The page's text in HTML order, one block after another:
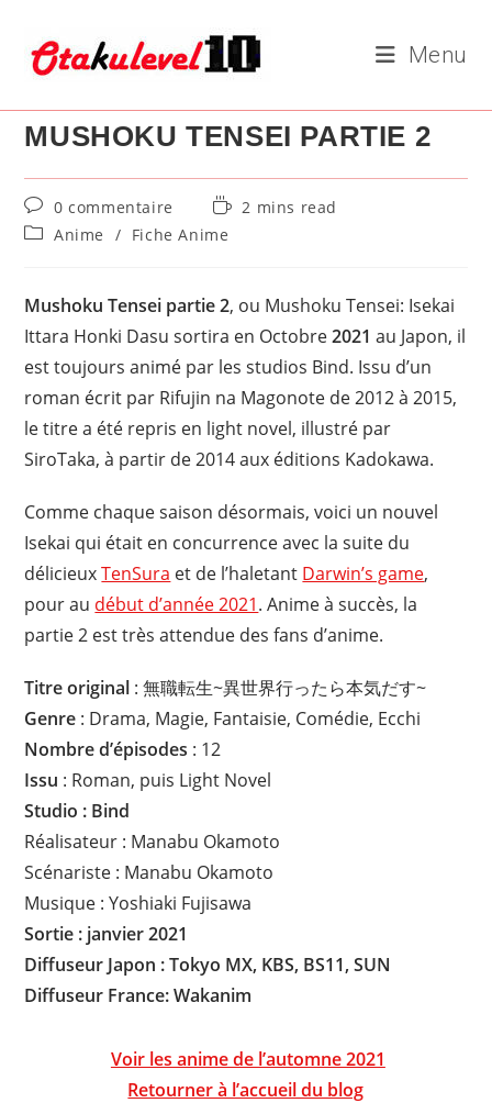
content
Menu
MUSHOKU TENSEI PARTIE 2
Commentaires
de
la
0 commentaire
Temps
lecture :
2 mins read
PostAnime / Fiche Anime
Mushoku Tensei partie 2, ou Mushoku Tensei: Isekai
Ittara Honki Dasu sortira en Octobre2021 au Japon, il
est toujours animé par les studios Bind. Issu d’un
roman écrit par Rifujin na Magonote de 2012 à 2015,
le titre a été repris en light novel, illustré par
SiroTaka, à partir de 2014 aux éditions Kadokawa.
Comme chaque saison désormais, voici un nouvel
Isekai qui était en concurrence avec la suite du
délicieuxTenSura et de l’haletant Darwin’s game,
pour au début d’année 2021. Anime à succès, la
partie 2 est très attendue des fans d’anime.
Titre original : 無職転生~異世界行ったら本気だす~
Genre : Drama, Magie, Fantaisie, Comédie, Ecchi
Nombre d’épisodes : 12
Issu : Roman, puis Light Novel
Studio : Bind
Réalisateur : Manabu Okamoto
Scénariste : Manabu Okamoto
Musique : Yoshiaki Fujisawa
Sortie : janvier 2021
Diffuseur Japon : Tokyo MX, KBS, BS11, SUN
Diffuseur France: Wakanim
Voir les anime de l’automne 2021
Retourner à l’accueil du blog